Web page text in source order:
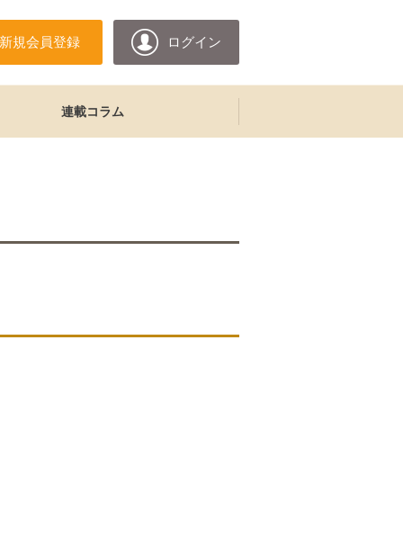
新規会員登録 ログイン
連載コラム